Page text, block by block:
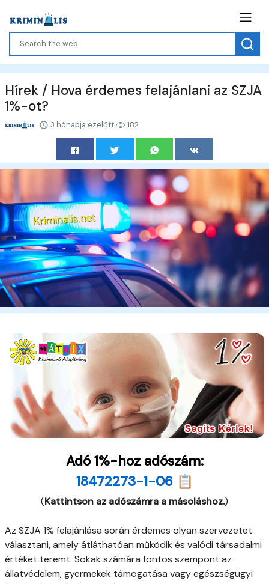
Hírek / Hova érdemes felajánlani az SZJA
1%-ot?
3 hónapja ezelőtt 182
Adó 1%-hoz adószám:
18472273-1-06 📋
(Kattintson az adószámra a másoláshoz.)
Az SZJA 1% felajánlása során érdemes olyan szervezetet
választani, amely átláthatóan működik és valódi társadalmi
értéket teremt. Sokak számára fontos szempont az
állatvédelem, gyermekek támogatása vagy egészségügyi